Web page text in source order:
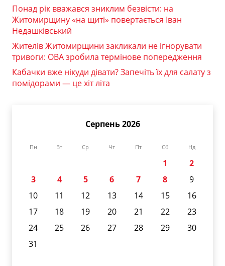
Понад рік вважався зниклим безвісти: на
Житомирщину «на щиті» повертається Іван
Недашківський
Жителів Житомирщини закликали не ігнорувати
тривоги: ОВА зробила термінове попередження
Кабачки вже нікуди дівати? Запечіть їх для салату з
помідорами — це хіт літа
Серпень 2026
Пн Вт Ср Чт Пт Сб Нд
1
2
3
4 5 6 7 8
9
10
11 12 13 14 15
16
17
18 19 20 21 22
23
24
25 26 27 28 29
30
31